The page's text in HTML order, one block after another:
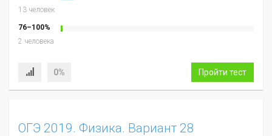
13 человек
76–100%
2 человека
0% Пройти тест
ОГЭ 2019. Физика. Вариант 28